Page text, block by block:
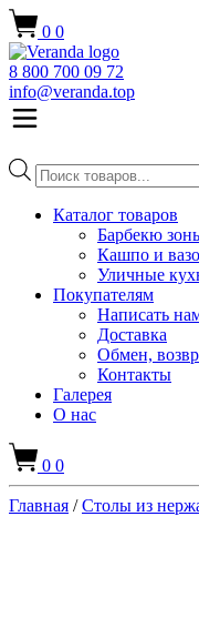
0 0
8 800 700 09 72
info@veranda.top
Поиск
товаров
Каталог товаров
Барбекю
Кашпо и
Уличные
Покупателям
Написать
Доставка
Обмен,
Контакты
Галерея
О нас
0 0
Главная /Столы из